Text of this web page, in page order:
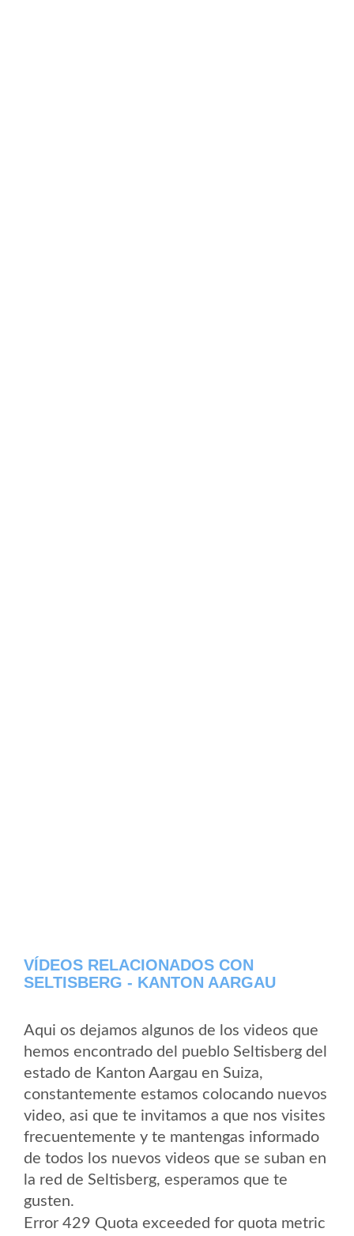
VÍDEOS RELACIONADOS CON
SELTISBERG - KANTON AARGAU
Aqui os dejamos algunos de los videos que
hemos encontrado del pueblo Seltisberg del
estado de Kanton Aargau en Suiza,
constantemente estamos colocando nuevos
video, asi que te invitamos a que nos visites
frecuentemente y te mantengas informado
de todos los nuevos videos que se suban en
la red de Seltisberg, esperamos que te
gusten.
Error 429 Quota exceeded for quota metric